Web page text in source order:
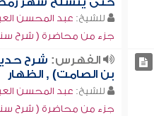
للشيخ: عبد المحسن
جزء من محاضرة ( شرح سنن
الفهرس: شرح
بن الصامت) , الظهار
للشيخ: عبد المحسن
جزء من محاضرة ( شرح سنن